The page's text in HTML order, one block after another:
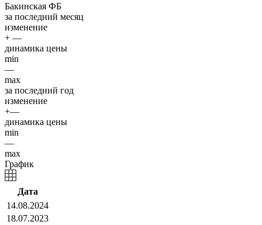
Бакинская ФБ
за последний месяц
изменение
+ —
динамика цены
min
—
max
за последний год
изменение
+—
динамика цены
min
—
max
График
Дата
14.08.2024
18.07.2023